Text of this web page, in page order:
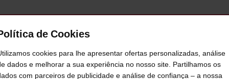
SERVIÇOS EMPRESAS
de Cookies
cookies para lhe apresentar ofertas personalizadas, análise
dados e melhorar a sua experiência no nosso site. Partilhamos os
com parceiros de publicidade e análise de confiança – a nossa